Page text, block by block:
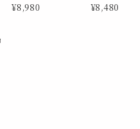
¥8,980 ¥8,480